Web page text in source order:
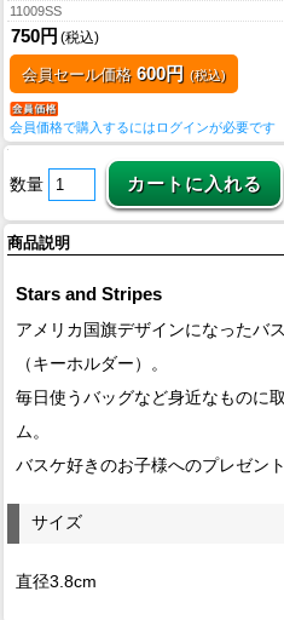
11009SS
750円 (税込)
会員セール価格 600円 (税込)
会員価格で購入するにはログインが必要です
数量
商品説明
Stars and Stripes
アメリカ国旗デザインになったバ
（キーホルダー）。
毎日使うバッグなど身近なものに
ム。
バスケ好きのお子様へのプレゼン
サイズ
直径3.8cm